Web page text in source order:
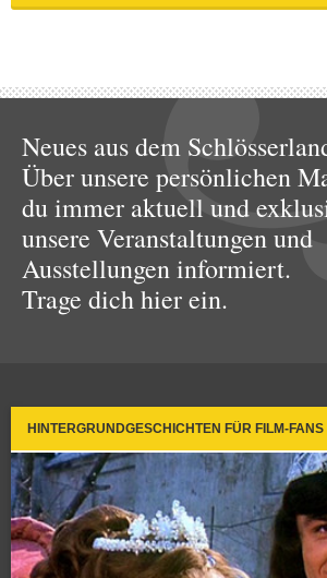
Neues aus dem
Über unsere persönlichen
du immer aktuell und
unsere Veranstaltungen und
Ausstellungen informiert.
Trage dich hier ein.
HINTERGRUNDGESCHICHTEN FÜR FILM-FANS